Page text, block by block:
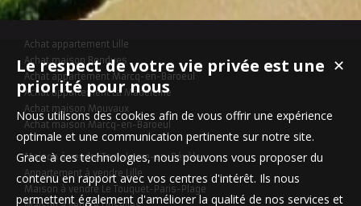
Achat appartement Lille
Achat maison Bondues
Achat appartement Marcq-en-Baroeul
Achat appartement La Madeleine
Achat maison Mouvaux
Achat maison Marcq-en-Baroeul
Maison à vendre Templeuve-en-Pévèle
Appartement à vendre Lille
Maison à vendre Le Touquet-Paris-Plage
✕
Le respect de votre vie privée est une
priorité pour nous
Nous utilisons des cookies afin de vous offrir une expérience
optimale et une communication pertinente sur notre site.
Grace à ces technologies, nous pouvons vous proposer du
contenu en rapport avec vos centres d'intérêt. Ils nous
permettent également d'améliorer la qualité de nos services et